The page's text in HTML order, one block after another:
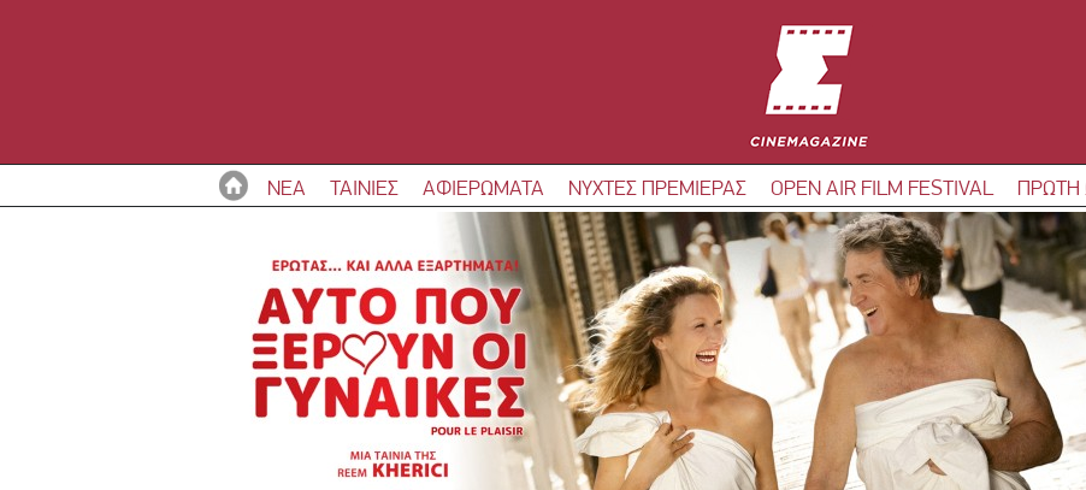
ΝΕΑ ΤΑΙΝΙΕΣ ΑΦΙΕΡΩΜΑΤΑ ΝΥΧΤΕΣ ΠΡΕΜΙΕΡΑΣ OPEN AIR FILM FESTIVAL ΠΡΩΤΗ